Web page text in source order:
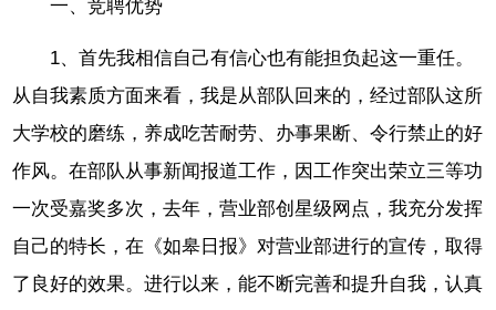
一、竞聘优势
1、首先我相信自己有信心也有能担负起这一重任。
从自我素质方面来看，我是从部队回来的，经过部队这所
大学校的磨练，养成吃苦耐劳、办事果断、令行禁止的好
作风。在部队从事新闻报道工作，因工作突出荣立三等功
一次受嘉奖多次，去年，营业部创星级网点，我充分发挥
自己的特长，在《如皋日报》对营业部进行的宣传，取得
了良好的效果。进行以来，能不断完善和提升自我，认真